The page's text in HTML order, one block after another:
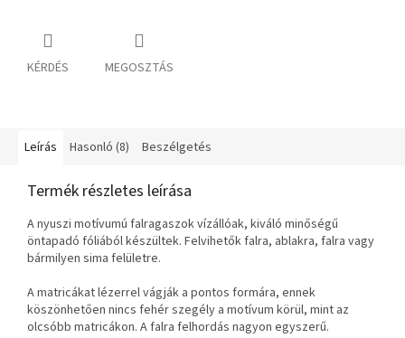
KÉRDÉS MEGOSZTÁS
Leírás Hasonló (8) Beszélgetés
Termék részletes leírása
A nyuszi motívumú falragaszok vízállóak, kiváló minőségű
öntapadó fóliából készültek. Felvihetők falra, ablakra, falra vagy
bármilyen sima felületre.
A matricákat lézerrel vágják a pontos formára, ennek
köszönhetően nincs fehér szegély a motívum körül, mint az
olcsóbb matricákon. A falra felhordás nagyon egyszerű.